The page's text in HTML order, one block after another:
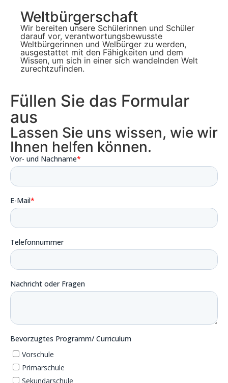
Weltbürgerschaft
Wir bereiten unsere Schülerinnen und Schüler
darauf vor, verantwortungsbewusste
Weltbürgerinnen und Welbürger zu werden,
ausgestattet mit den Fähigkeiten und dem
Wissen, um sich in einer sich wandelnden Welt
zurechtzufinden.
Füllen Sie das Formular
aus
Lassen Sie uns wissen, wie wir
Ihnen helfen können.